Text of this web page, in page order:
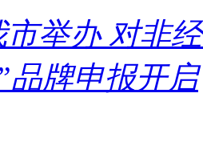
市举办 对非
品牌申报开启